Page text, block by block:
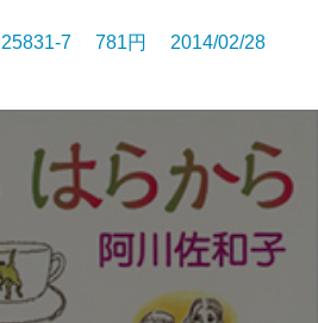
7 781円 2014/02/28